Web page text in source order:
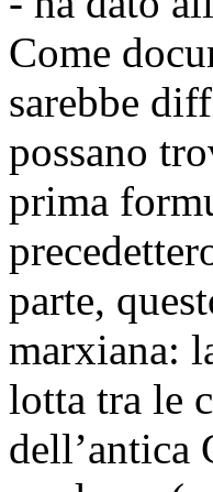
Come
sarebbe
possano
prima
parte,
marxiana:
lotta tra le
dell’antica